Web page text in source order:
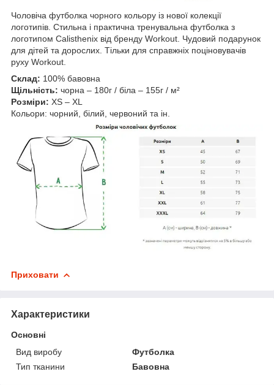
Чоловіча футболка чорного кольору із нової колекції
логотипів. Стильна і практична тренувальна футболка з
логотипом Calisthenix від бренду Workout. Чудовий подарунок
для дітей та дорослих. Тільки для справжніх поціновувачів
руху Workout.
Склад: 100% бавовна
Щільність: чорна – 180г / біла – 155г / м²
Розміри: XS – XL
Кольори: чорний, білий, червоний та ін.
Приховати
Характеристики
Основні
Вид виробу
Футболка
Тип тканини
Бавовна